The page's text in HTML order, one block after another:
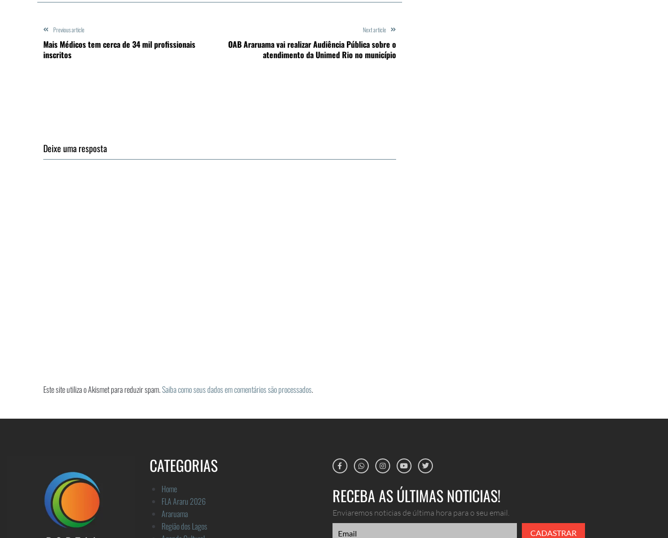
Previous article
Mais Médicos tem cerca de 34 mil profissionais
inscritos
Next article
OAB Araruama vai realizar Audiência Pública sobre o
atendimento da Unimed Rio no município
Deixe uma resposta
Este site utiliza o Akismet para reduzir spam.Saiba como seus dados em comentários são processados.
CATEGORIAS
Home
FLA Araru 2026
Araruama
Região dos Lagos
RECEBA AS ÚLTIMAS NOTICIAS!
Enviaremos noticias de última hora para o seu email.
CADASTRAR